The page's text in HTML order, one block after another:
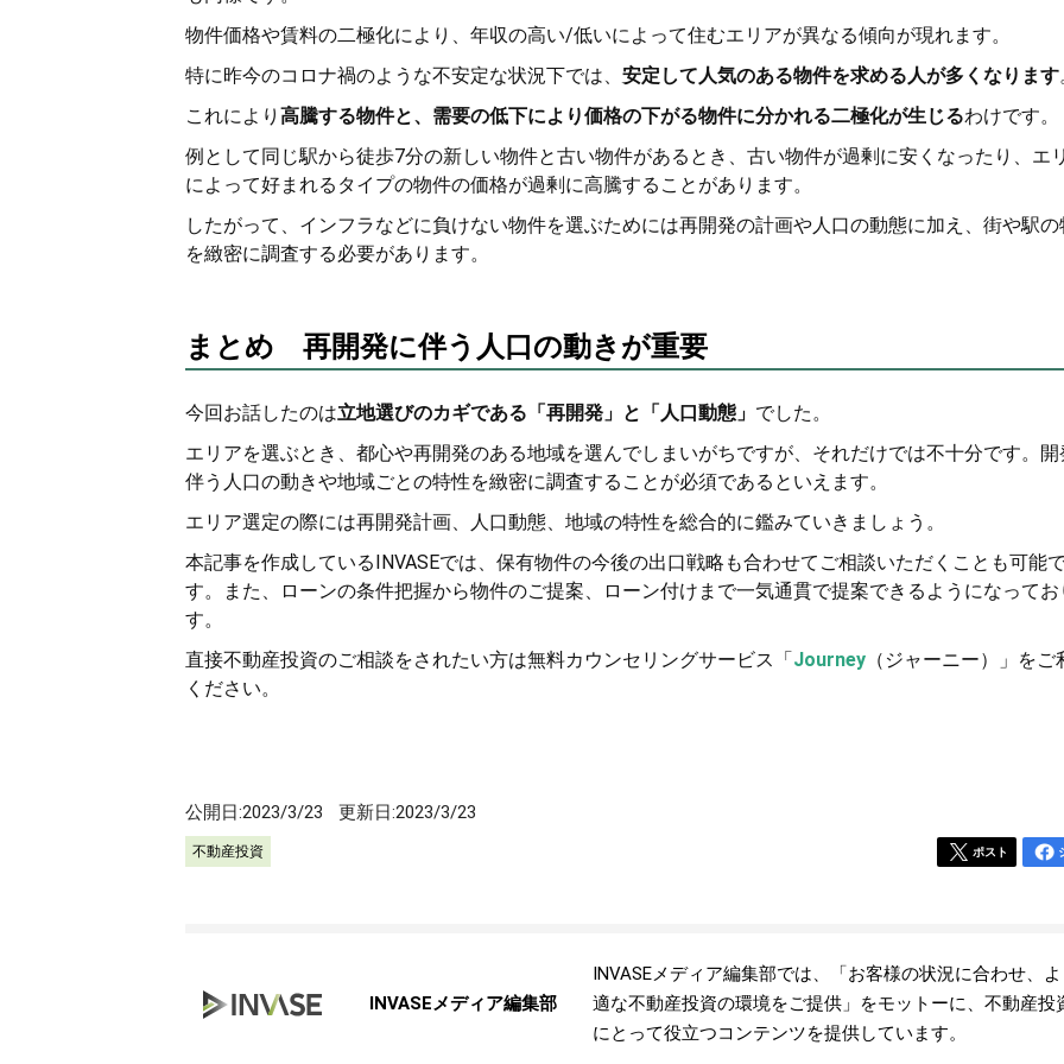
物件価格や賃料の二極化により、年収の高い/低いによって住むエリアが異なる傾向が現れます。
特に昨今のコロナ禍のような不安定な状況下では、 安定して人気のある物件を求める人が多くなります
これにより 高騰する物件と、需要の低下により価格の下がる物件に分かれる二極化が生じるわけです。
例として同じ駅から徒歩7分の新しい物件と古い物件があるとき、古い物件が過剰に安くなったり、エ
によって好まれるタイプの物件の価格が過剰に高騰することがあります。
したがって、インフラなどに負けない物件を選ぶためには再開発の計画や人口の動態に加え、街や駅の
を緻密に調査する必要があります。
まとめ 再開発に伴う人口の動きが重要
今回お話したのは立地選びのカギである「再開発」と「人口動態」 でした。
エリアを選ぶとき、都心や再開発のある地域を選んでしまいがちですが、それだけでは不十分です。開
伴う人口の動きや地域ごとの特性を緻密に調査することが必須であるといえます。
エリア選定の際には再開発計画、人口動態、地域の特性を総合的に鑑みていきましょう。
本記事を作成しているINVASEでは、保有物件の今後の出口戦略も合わせてご相談いただくことも可能
す。また、ローンの条件把握から物件のご提案、ローン付けまで一気通貫で提案できるようになってお
す。
直接不動産投資のご相談をされたい方は無料カウンセリングサービス「Journey （ジャーニー）」をご
ください。
公開日:2023/3/23 更新日:2023/3/23
不動産投資 ポスト
INVASEメディア編集部
INVASEメディア編集部では、「お客様の状況に合わせ、
適な不動産投資の環境をご提供」をモットーに、不動産投
にとって役立つコンテンツを提供しています。